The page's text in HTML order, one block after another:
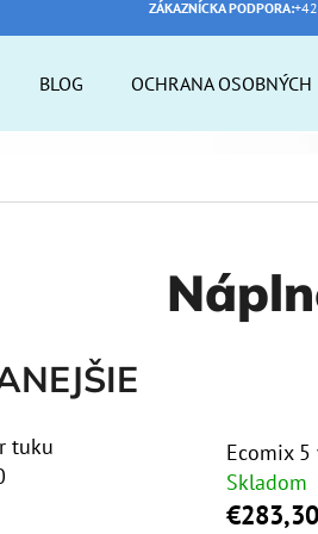
ZÁKAZNÍCKA PODPORA:
BLOG OCHRANA OSOBNÝCH
tuku
Ecomix 5
Skladom
€283,30